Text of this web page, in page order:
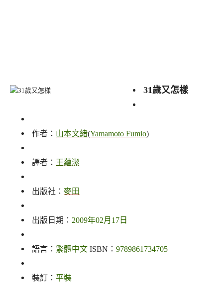
31歲又怎樣
作者： 山本文緒(Yamamoto Fumio)
譯者： 王蘊潔
出版社： 麥田
出版日期： 2009年02月17日
語言： 繁體中文 ISBN： 9789861734705
裝訂： 平裝